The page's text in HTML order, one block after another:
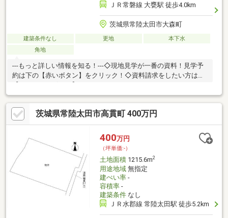
ＪＲ常磐線 大甕駅 徒歩4.0km
茨城県常陸太田市大森町
建築条件なし 更地
本下水
角地
---もっと詳しい情報を知る！---◇現地見学が一番の資料！見学予
約は下の【赤いボタン】をクリック！◇資料請求をしたい方は
【オレンジのボタン】をクリック！
茨城県常陸太田市高貫町 400万円
400万円
（坪単価:-）
土地面積1215.6m2
用途地域無指定
建ぺい率-
容積率-
建築条件なし
ＪＲ水郡線 常陸太田駅 徒歩5.2km